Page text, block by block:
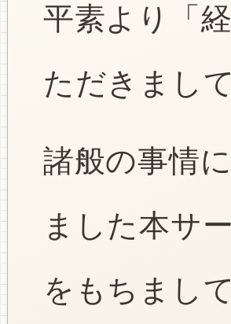
平素より「
ただきまし
諸般の事情
ました本サ
をもちまし